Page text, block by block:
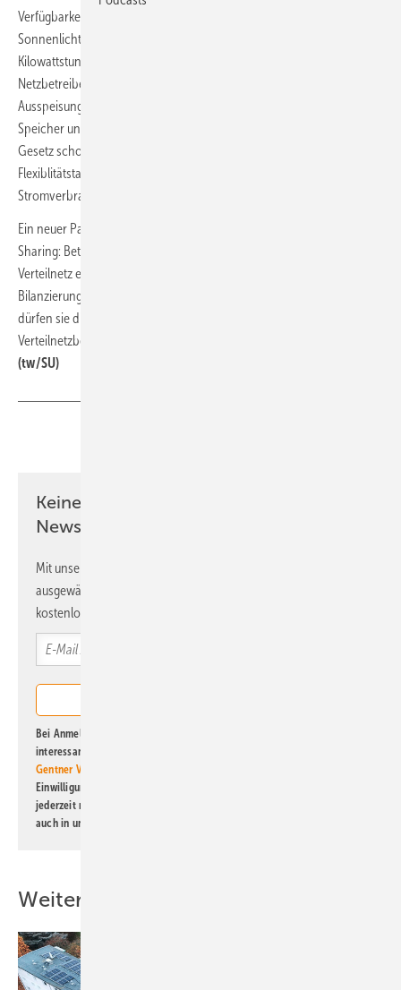
Verfügbarkeit grünen Stroms in Abhängigkeit von Wind- und
Sonnenlicht-Aufkommen ausrichten – oder nach den schwankenden
Kilowattstunden-Preisen im Börsenstromhandel. Stromversorger und
Netzbetreiber sollen im Gegenzug die wechselhafte Ein- und
Ausspeisung von Photovoltaikstrom ins Netz oder übers Netz in
Speicher und zurück besser kontrollieren können. Bisher sah ein
Gesetz schon vor, das Stromversorger auch Privatkunden künftig
Flexiblitätstarife anbieten, um den an die Erzeugung angepassten
Stromverbrauch zu belohnen.
Ein neuer Paragraph 42c im EnWG definiert speziell zum Energy
Sharing: Betreiber von Solar- und Windkraftanlagen – so diese ins
Verteilnetz einspeisen – dürfen ab Juni 2026 ihren Strom im
Bilanzierungsgebiet des Netzbetreibers verkaufen. Ab Juni 2028
dürfen sie dies auch im Bilanzierungsgebiet eines angrenzenden
Verteilnetzbetreibers, wenn beide Netze in derselben Regelzone sind.
(tw/SU)
Keine Zeit? Kein Problem mit dem ERE
Newsletter!
Mit unserem Newsletter erhalten Sie regelmäßig von uns
ausgewählte Informationen und Neuigkeiten, gebündelt und
kostenlos direkt ins Postfach.
Bei Anmeldung zu diesem Newsletter bin ich damit einverstanden, über
interessante Verlags- und Online-Angebote
Gentner Verlag GmbH & Co. KG
Einwilligung kann ich jederzeit widerrufen und eine Abmeldung ist
jederzeit möglich. Informationen zum Umgang mit Daten finden Sie
auch in unserer
Weitere Inhalte